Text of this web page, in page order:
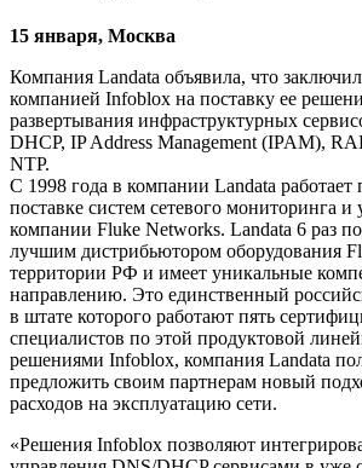
15 января, Москва
Компания Landata объявила, что
компанией Infoblox на поставку ее
развертывания инфраструктурных
DHCP, IP Address Management (IPAM),
NTP.
С 1998 года в компании Landata работает
поставке систем сетевого мониторинга и
компании Fluke Networks. Landata 6 раз
лучшим дистрибьютором оборудования
территории РФ и имеет уникальные
направлению. Это единственный
в штате которого работают пять
специалистов по этой продуктовой
решениями Infoblox, компания Landata
предложить своим партнерам новый
расходов на эксплуатацию сети.
«Решения Infoblox позволяют